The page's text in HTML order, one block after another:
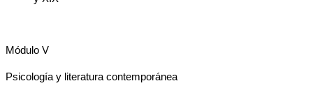
Módulo V
Psicología y literatura contemporánea